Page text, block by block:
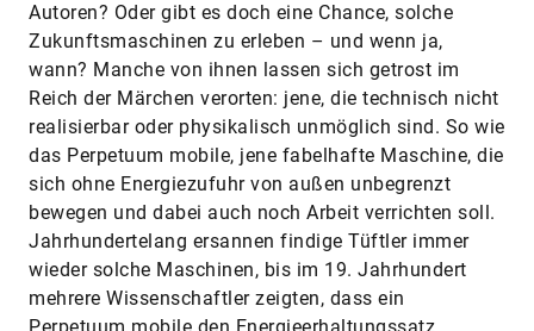
Autoren? Oder gibt es doch eine Chance, solche
Zukunftsmaschinen zu erleben – und wenn ja,
wann? Manche von ihnen lassen sich getrost im
Reich der Märchen verorten: jene, die technisch nicht
realisierbar oder physikalisch unmöglich sind. So wie
das Perpetuum mobile, jene fabelhafte Maschine, die
sich ohne Energiezufuhr von außen unbegrenzt
bewegen und dabei auch noch Arbeit verrichten soll.
Jahrhundertelang ersannen findige Tüftler immer
wieder solche Maschinen, bis im 19. Jahrhundert
mehrere Wissenschaftler zeigten, dass ein